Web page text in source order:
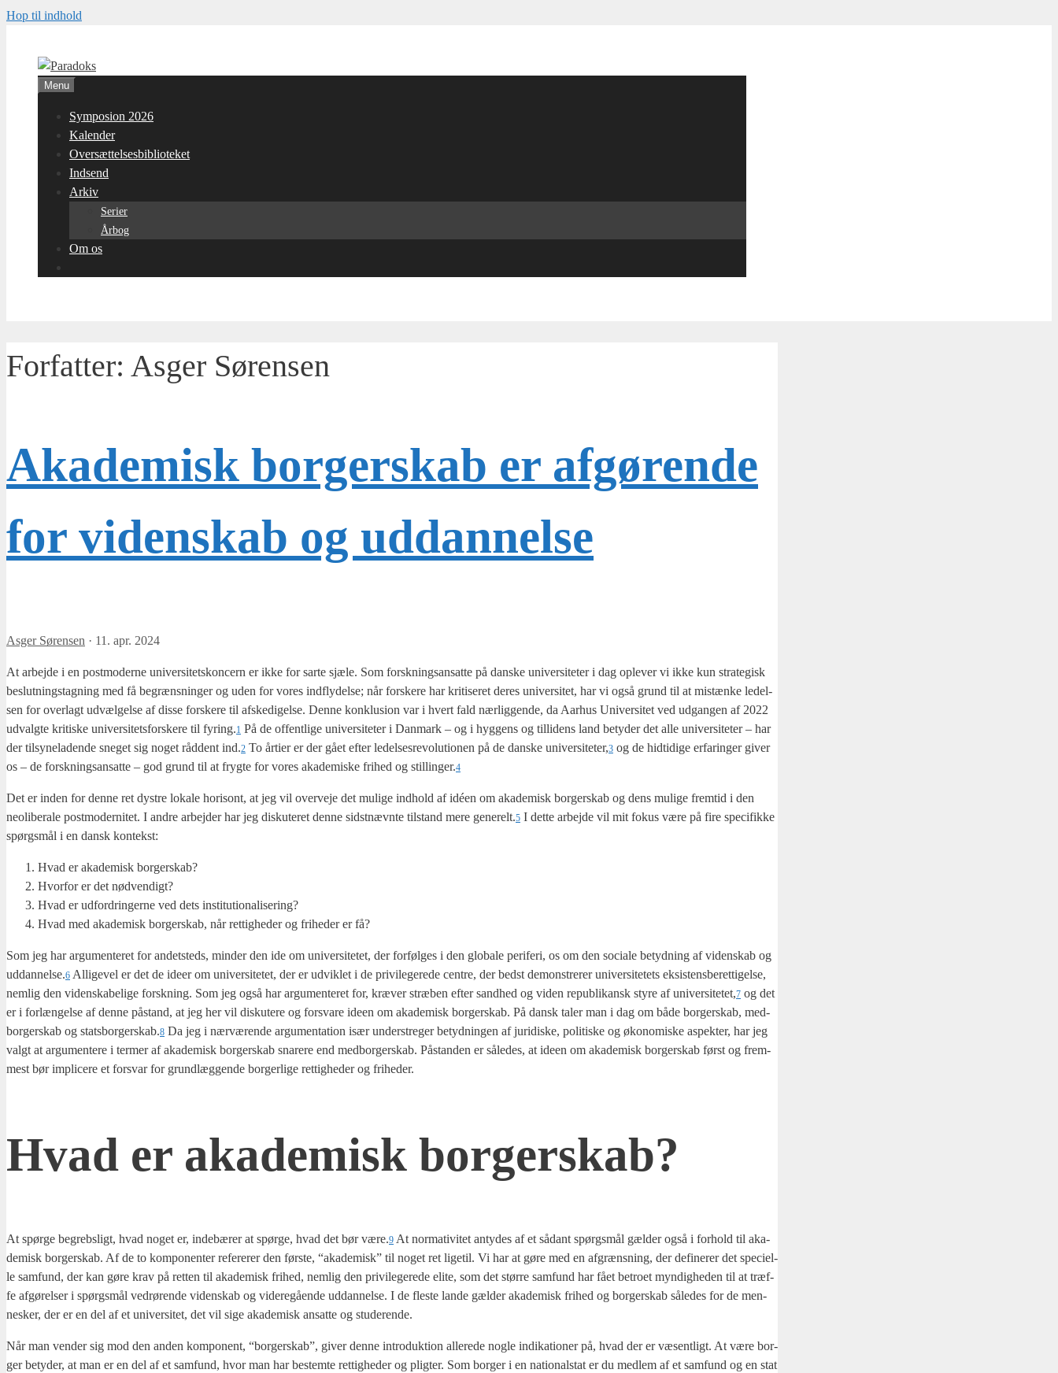
Hop til indhold
Menu
Symposion 2026
Kalender
Oversættelsesbiblioteket
Indsend
Arkiv
Serier
Årbog
Om os
Forfatter: Asger Sørensen
Akademisk borgerskab er afgørende
for videnskab og uddannelse
Asger Sørensen · 11. apr. 2024
At arbej­de i en post­mo­der­ne uni­ver­si­tets­kon­cern er ikke for sar­te sjæ­le. Som forsk­nings­an­sat­te på dan­ske uni­ver­si­te­ter i dag ople­ver vi ikke kun stra­te­gisk
beslut­nings­tag­ning med få begræns­nin­ger og uden for vores ind­fly­del­se; når for­ske­re har kri­ti­se­ret deres uni­ver­si­tet, har vi også grund til at mistæn­ke ledel­
sen for over­lagt udvæl­gel­se af dis­se for­ske­re til afske­di­gel­se. Den­ne kon­klu­sion var i hvert fald nær­lig­gen­de, da Aar­hus Uni­ver­si­tet ved udgan­gen af 2022
udvalg­te kri­ti­ske uni­ver­si­tets­for­ske­re til fyring.1 På de offent­li­ge uni­ver­si­te­ter i Dan­mark – og i hyg­gens og til­li­dens land bety­der det alle uni­ver­si­te­ter – har
der til­sy­ne­la­den­de sne­get sig noget råd­dent ind.2 To årti­er er der gået efter ledel­ses­re­vo­lu­tio­nen på de dan­ske universiteter,3 og de hid­ti­di­ge erfa­ring­er giver
os – de forsk­nings­an­sat­te – god grund til at fryg­te for vores aka­de­mi­ske fri­hed og stillinger.4
Det er inden for den­ne ret dystre loka­le hori­sont, at jeg vil over­ve­je det muli­ge ind­hold af idéen om aka­de­misk bor­ger­skab og dens muli­ge frem­tid i den
neoli­be­ra­le post­mo­der­ni­tet. I andre arbej­der har jeg dis­ku­te­ret den­ne sidst­nævn­te til­stand mere generelt.5 I det­te arbej­de vil mit fokus være på fire spe­ci­fik­ke
spørgs­mål i en dansk kon­tekst:
Hvad er aka­de­misk bor­ger­skab?
Hvor­for er det nød­ven­digt?
Hvad er udfor­drin­ger­ne ved dets insti­tu­tio­na­li­se­ring?
Hvad med aka­de­misk bor­ger­skab, når ret­tig­he­der og fri­he­der er få?
Som jeg har argu­men­te­ret for andet­steds, min­der den ide om uni­ver­si­te­tet, der for­føl­ges i den glo­ba­le peri­fe­ri, os om den soci­a­le betyd­ning af viden­skab og
uddannelse.6 Alli­ge­vel er det de ide­er om uni­ver­si­te­tet, der er udvik­let i de pri­vil­e­ge­re­de cen­tre, der bedst demon­stre­rer uni­ver­si­te­tets eksi­stens­be­ret­ti­gel­se,
nem­lig den viden­ska­be­li­ge forsk­ning. Som jeg også har argu­men­te­ret for, kræ­ver stræ­ben efter sand­hed og viden repu­bli­kansk sty­re af universitetet,7 og det
er i for­læn­gel­se af den­ne påstand, at jeg her vil dis­ku­te­re og for­sva­re ide­en om aka­de­misk bor­ger­skab. På dansk taler man i dag om både bor­ger­skab, med­
bor­ger­skab og statsborgerskab.8 Da jeg i nær­væ­ren­de argu­men­ta­tion især under­stre­ger betyd­nin­gen af juri­di­ske, poli­ti­ske og øko­no­mi­ske aspek­ter, har jeg
valgt at argu­men­te­re i ter­mer af aka­de­misk bor­ger­skab sna­re­re end med­bor­ger­skab. Påstan­den er såle­des, at ide­en om aka­de­misk bor­ger­skab først og frem­
mest bør impli­ce­re et for­svar for grund­læg­gen­de bor­ger­li­ge ret­tig­he­der og fri­he­der.
Hvad er aka­de­misk bor­ger­skab?
At spør­ge begrebs­ligt, hvad noget er, inde­bæ­rer at spør­ge, hvad det bør være.9 At nor­ma­ti­vi­tet anty­des af et sådant spørgs­mål gæl­der også i for­hold til aka­
de­misk bor­ger­skab. Af de to kom­po­nen­ter refe­re­rer den før­ste, “aka­de­misk” til noget ret lige­til. Vi har at gøre med en afgræns­ning, der defi­ne­rer det spe­ci­el­
le sam­fund, der kan gøre krav på ret­ten til aka­de­misk fri­hed, nem­lig den pri­vil­e­ge­re­de eli­te, som det stør­re sam­fund har fået betro­et myn­dig­he­den til at træf­
fe afgø­rel­ser i spørgs­mål ved­rø­ren­de viden­skab og vide­re­gå­en­de uddan­nel­se. I de fle­ste lan­de gæl­der aka­de­misk fri­hed og bor­ger­skab såle­des for de men­
ne­sker, der er en del af et uni­ver­si­tet, det vil sige aka­de­misk ansat­te og stu­de­ren­de.
Når man ven­der sig mod den anden kom­po­nent, “bor­ger­skab”, giver den­ne intro­duk­tion alle­re­de nog­le indi­ka­tio­ner på, hvad der er væsent­ligt. At være bor­
ger bety­der, at man er en del af et sam­fund, hvor man har bestem­te ret­tig­he­der og plig­ter. Som bor­ger i en natio­nal­stat er du med­lem af et sam­fund og en stat